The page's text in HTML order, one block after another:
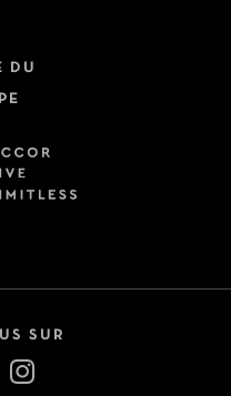
DU
SUR